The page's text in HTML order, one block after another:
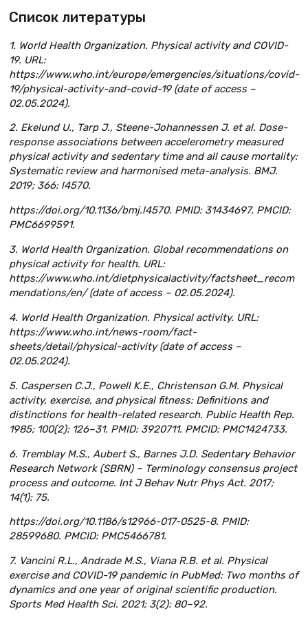
Список литературы
1. World Health Organization. Physical activity and COVID-
19. URL:
https://www.who.int/europe/emergencies/situations/covid-
19/physical-activity-and-covid-19 (date of access –
02.05.2024).
2. Ekelund U., Tarp J., Steene-Johannessen J. et al. Dose-
response associations between accelerometry measured
physical activity and sedentary time and all cause mortality:
Systematic review and harmonised meta-analysis. BMJ.
2019; 366: l4570.
https://doi.org/10.1136/bmj.l4570. PMID: 31434697. PMCID:
PMC6699591.
3. World Health Organization. Global recommendations on
physical activity for health. URL:
https://www.who.int/dietphysicalactivity/factsheet_recom
mendations/en/ (date of access – 02.05.2024).
4. World Health Organization. Physical activity. URL:
https://www.who.int/news-room/fact-
sheets/detail/physical-activity (date of access –
02.05.2024).
5. Caspersen C.J., Powell K.E., Christenson G.M. Physical
activity, exercise, and physical fitness: Definitions and
distinctions for health-related research. Public Health Rep.
1985; 100(2): 126–31. PMID: 3920711. PMCID: PMC1424733.
6. Tremblay M.S., Aubert S., Barnes J.D. Sedentary Behavior
Research Network (SBRN) – Terminology consensus project
process and outcome. Int J Behav Nutr Phys Act. 2017;
14(1): 75.
https://doi.org/10.1186/s12966-017-0525-8. PMID:
28599680. PMCID: PMC5466781.
7. Vancini R.L., Andrade M.S., Viana R.B. et al. Physical
exercise and COVID-19 pandemic in PubMed: Two months of
dynamics and one year of original scientific production.
Sports Med Health Sci. 2021; 3(2): 80–92.